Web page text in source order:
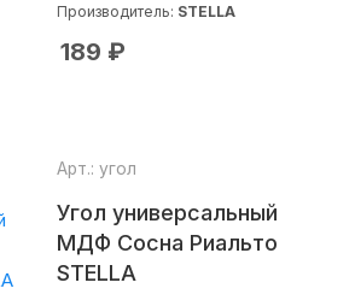
Производитель: STELLA
189 ₽
Угол универсальный
МДФ Сосна Риальто
STELLA
Арт.: угол